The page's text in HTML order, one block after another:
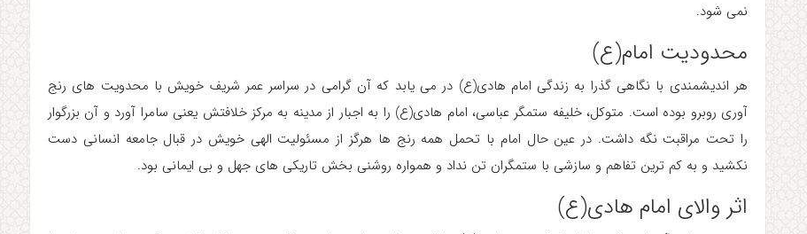
نمی شود.
محدودیت امام(ع)
هر اندیشمندی با نگاهی گذرا به زندگی امام هادی(ع) در می یابد که آن گرامی در سراسر عمر شریف خویش با محدویت های رنج
آوری روبرو بوده است. متوکل، خلیفه ستمگر عباسی، امام هادی(ع) را به اجبار از مدینه به مرکز خلافتش یعنی سامرا آورد و آن بزرگوار
را تحت مراقبت نگه داشت. در عین حال امام با تحمل همه رنج ها هرگز از مسئولیت الهی خویش در قبال جامعه انسانی دست
نکشید و به کم ترین تفاهم و سازشی با ستمگران تن نداد و همواره روشنی بخش تاریکی های جهل و بی ایمانی بود.
اثر والای امام هادی(ع)